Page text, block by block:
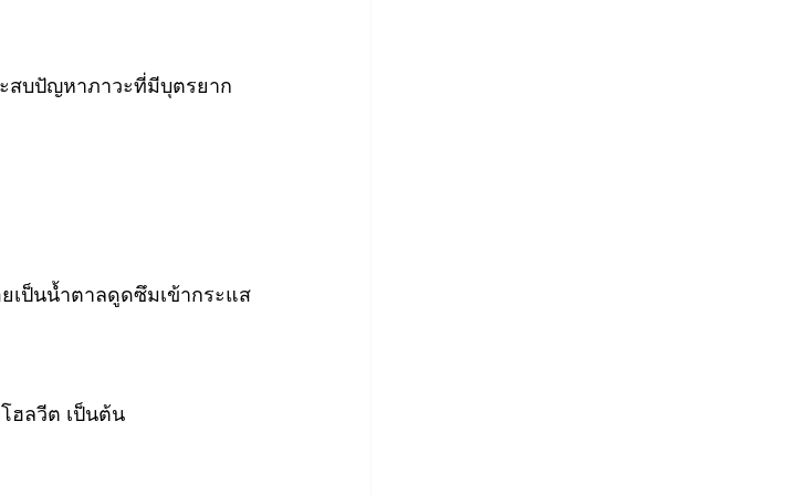
สบปัญหาภาวะที่มีบุตรยาก
เป็นน้ำตาลดูดซึมเข้ากระแส
ฮลวีต เป็นต้น